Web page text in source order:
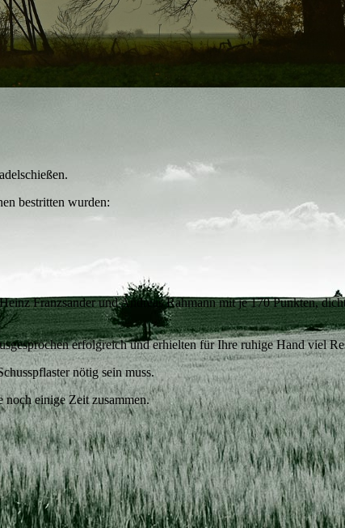
bestritten wurden:
Franzsander und Andreas Rahmann mit je 170 Punkten,
erfolgreich und erhielten für Ihre ruhige Hand viel
nötig sein muss.
noch einige Zeit zusammen.